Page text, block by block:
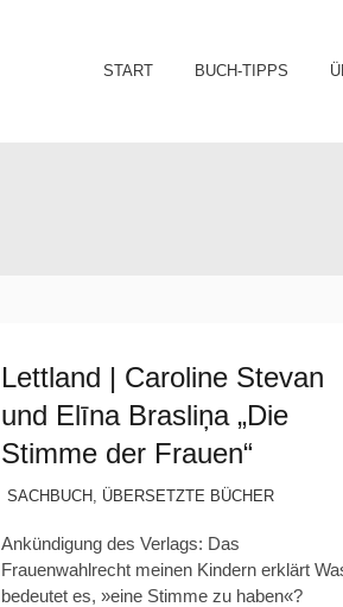
START BUCH-TIPPS
Lettland | Caroline Stevan
und Elīna Brasliņa „Die
Stimme der Frauen“
SACHBUCH , ÜBERSETZTE BÜCHER
Ankündigung des Verlags: Das
Frauenwahlrecht meinen Kindern erklärt
bedeutet es, »eine Stimme zu haben«?